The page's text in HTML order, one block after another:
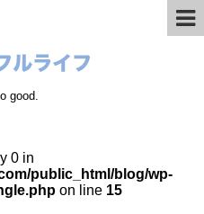
good.
0 in
public_html/blog/wp-
on line 15